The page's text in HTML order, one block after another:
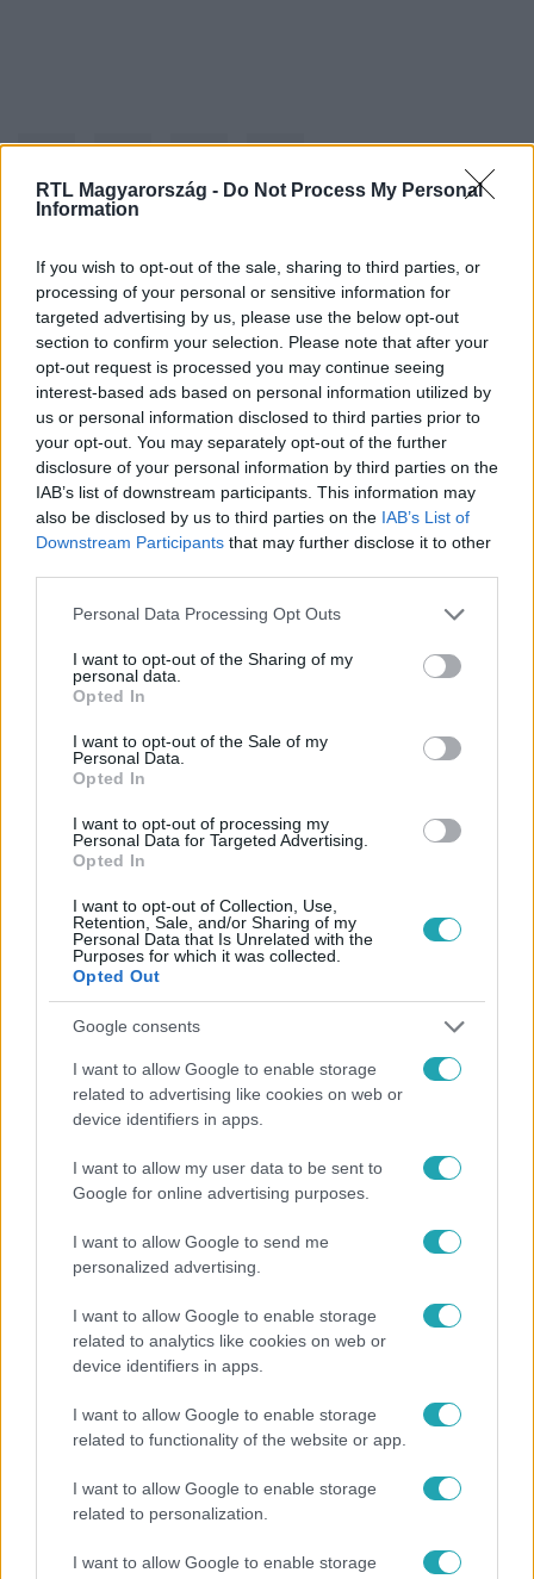
RTL Magyarország - Do Not Process My Personal
Information
If you wish to opt-out of the sale, sharing to third parties, or
processing of your personal or sensitive information for
targeted advertising by us, please use the below opt-out
section to confirm your selection. Please note that after your
opt-out request is processed you may continue seeing
interest-based ads based on personal information utilized by
us or personal information disclosed to third parties prior to
your opt-out. You may separately opt-out of the further
disclosure of your personal information by third parties on the
IAB’s list of downstream participants. This information may
also be disclosed by us to third parties on the IAB’s List of
Downstream Participants that may further disclose it to other
Please note that this website/app uses one or more Google
not limited to your visit or usage behaviour. You may click to
grant or deny consent to Google and its third-party tags to
use your data for below specified purposes in below Google
consent section.
Personal Data Processing Opt Outs
I want to opt-out of the Sharing of my
personal data.
Opted In
I want to opt-out of the Sale of my
Personal Data.
Opted In
I want to opt-out of processing my
Personal Data for Targeted Advertising.
Opted In
I want to opt-out of Collection, Use,
Retention, Sale, and/or Sharing of my
Personal Data that Is Unrelated with the
Purposes for which it was collected.
Opted Out
Google consents
I want to allow Google to enable storage
related to advertising like cookies on web or
device identifiers in apps.
I want to allow my user data to be sent to
Google for online advertising purposes.
I want to allow Google to send me
personalized advertising.
I want to allow Google to enable storage
related to analytics like cookies on web or
device identifiers in apps.
I want to allow Google to enable storage
related to functionality of the website or app.
I want to allow Google to enable storage
related to personalization.
I want to allow Google to enable storage
Kövess minket, és értesülj a friss
hírekről a Facebookon is!
Követem
#HÁZON KÍVÜL # RTL # ADÁSRÉSZLETEK
DRÁGA # BOLT VETEMÉNYES
Népszerű
Kultúra
Hosszú Katinka a dokumentumfilmjében
Shane Tusupról: A medencében minden
működött